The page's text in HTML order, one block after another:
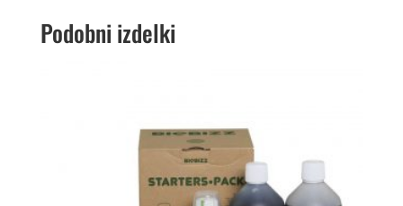
Podobni izdelki